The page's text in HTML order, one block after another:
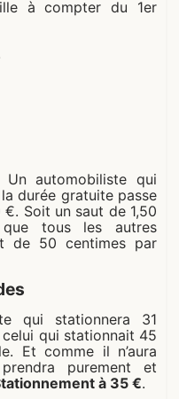
à compter du 1er
automobiliste qui
la durée gratuite passe
Soit un saut de 1,50
tous les autres
de 50 centimes par
qui stationnera 31
qui stationnait 45
Et comme il n’aura
purement et
à 35 €.